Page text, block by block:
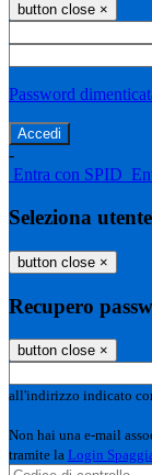
button close ×
Password
-
Entra con SPID
Seleziona utente
button close ×
Recupero
button close ×
all'indirizzo indicato
Non hai una e-mail
tramite la Login